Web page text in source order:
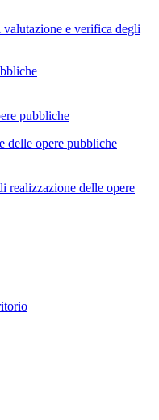
e verifica degli
pubbliche
delle opere pubbliche
realizzazione delle opere